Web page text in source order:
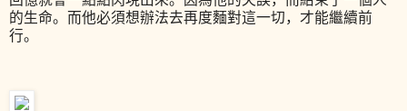
的生命。而他必須想辦法去再度麵對這一切，才能繼續前
行。